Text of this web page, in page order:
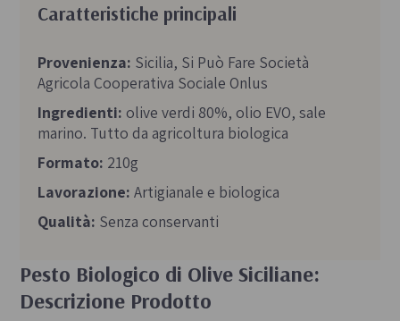
Pesto Biologico di Olive Siciliane:
Descrizione Prodotto
Caratteristiche principali
Provenienza: Sicilia, Si Può Fare Società
Agricola Cooperativa Sociale Onlus
Ingredienti: olive verdi 80%, olio EVO, sale
marino. Tutto da agricoltura biologica
Formato: 210g
Lavorazione: Artigianale e biologica
Qualità: Senza conservanti